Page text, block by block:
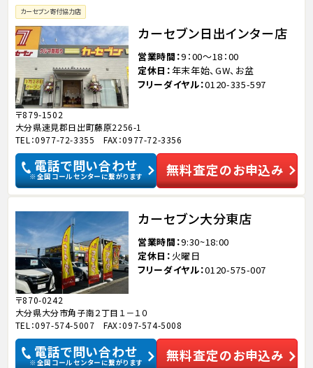
カーセブン寄付協力店
カーセブン日出インター店
営業時間 9：00～18：00
定休日 年末年始、GW、お盆
フリーダイヤル 0120-335-597
〒879-1502
大分県速見郡日出町藤原2256-1
TEL：0977-72-3355 FAX：0977-72-3356
電話で問い合わせ
※全国コールセンターに繋がります 無料査定のお申込み
カーセブン大分東店
営業時間 9:30~18:00
定休日
火曜日
フリーダイヤル 0120-575-007
〒870-0242
大分県大分市角子南２丁目１－１０
TEL：097-574-5007 FAX：097-574-5008
電話で問い合わせ
※全国コールセンターに繋がります 無料査定のお申込み